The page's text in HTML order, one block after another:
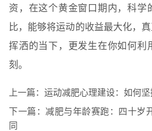
资，在这个黄金窗口期内，科学
比，能够将运动的收益最大化，
挥洒的当下，更发生在你如何利
刻。
上一篇： 运动减肥心理建设：如何
下一篇： 减肥与年龄赛跑：四十岁
同